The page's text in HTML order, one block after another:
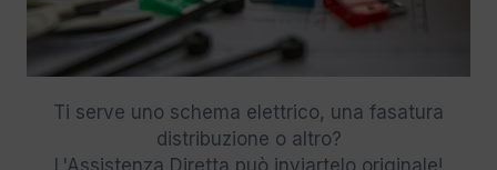
Ti serve uno schema elettrico, una fasatura
distribuzione o altro?
L'Assistenza Diretta può inviartelo originale!